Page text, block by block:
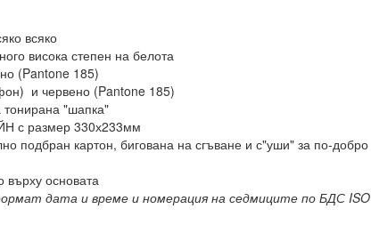
всяко
висока степен на белота
185)
червено (Pantone 185)
"шапка"
с размер 330х233мм
подбран картон, бигована на сгъване и с"уши" за по-добро
върху основата
дата и време и номерация на седмиците по БДС ISO